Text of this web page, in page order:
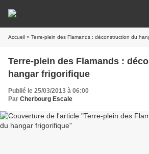
Accueil » Terre-plein des Flamands : déconstruction du
Terre-plein des Flamands :
hangar frigorifique
Publié le 25/03/2013 à 06:00
Par Cherbourg Escale